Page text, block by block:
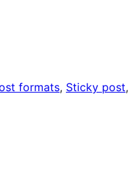
formats, Sticky post,